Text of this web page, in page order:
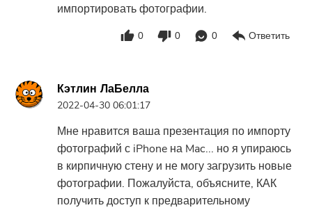
импортировать фотографии.
0 0 0 Ответить
Кэтлин ЛаБелла
2022-04-30 06:01:17
Мне нравится ваша презентация по импорту
фотографий с iPhone на Mac... но я упираюсь
в кирпичную стену и не могу загрузить новые
фотографии. Пожалуйста, объясните, КАК
получить доступ к предварительному